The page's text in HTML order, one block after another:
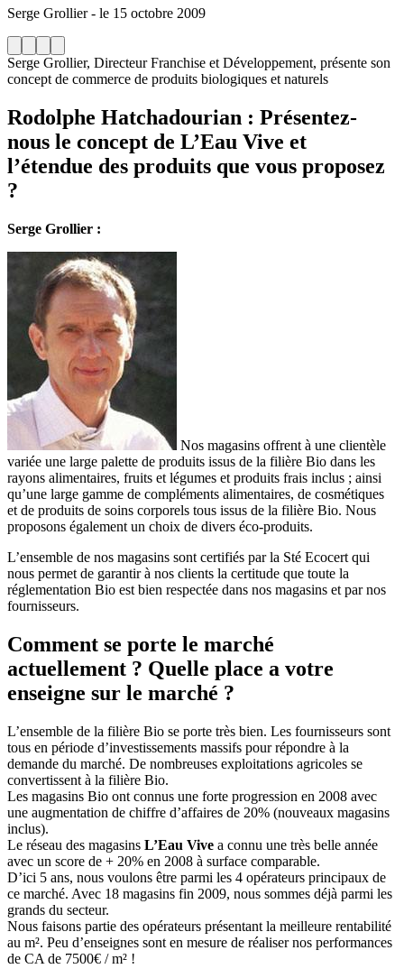
Serge Grollier- le 15 octobre 2009
Serge Grollier, Directeur Franchise et Développement, présente son
concept de commerce de produits biologiques et naturels
Rodolphe Hatchadourian : Présentez-
nous le concept de L’Eau Vive et
l’étendue des produits que vous proposez
?
Serge Grollier :
Nos magasins offrent à une clientèle
variée une large palette de produits issus de la filière Bio dans les
rayons alimentaires, fruits et légumes et produits frais inclus ; ainsi
qu’une large gamme de compléments alimentaires, de cosmétiques
et de produits de soins corporels tous issus de la filière Bio. Nous
proposons également un choix de divers éco-produits.
L’ensemble de nos magasins sont certifiés par la Sté Ecocert qui
nous permet de garantir à nos clients la certitude que toute la
réglementation Bio est bien respectée dans nos magasins et par nos
fournisseurs.
Comment se porte le marché
actuellement ? Quelle place a votre
enseigne sur le marché ?
L’ensemble de la filière Bio se porte très bien. Les fournisseurs sont
tous en période d’investissements massifs pour répondre à la
demande du marché. De nombreuses exploitations agricoles se
convertissent à la filière Bio.
Les magasins Bio ont connus une forte progression en 2008 avec
une augmentation de chiffre d’affaires de 20% (nouveaux magasins
inclus).
Le réseau des magasins L’Eau Vive a connu une très belle année
avec un score de + 20% en 2008 à surface comparable.
D’ici 5 ans, nous voulons être parmi les 4 opérateurs principaux de
ce marché. Avec 18 magasins fin 2009, nous sommes déjà parmi les
grands du secteur.
Nous faisons partie des opérateurs présentant la meilleure rentabilité
au m². Peu d’enseignes sont en mesure de réaliser nos performances
de CA de 7500€ / m² !